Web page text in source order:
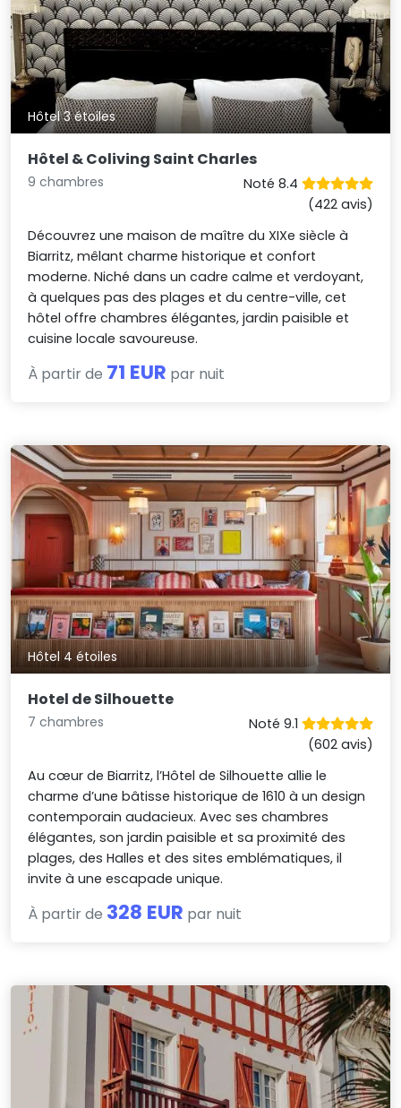
Hôtel 3 étoiles
Hôtel & Coliving Saint Charles
9 chambres
Noté 8.4
(422 avis)
Découvrez une maison de maître du XIXe siècle à
Biarritz, mêlant charme historique et confort
moderne. Niché dans un cadre calme et verdoyant,
à quelques pas des plages et du centre-ville, cet
hôtel offre chambres élégantes, jardin paisible et
cuisine locale savoureuse.
À partir de 71 EUR par nuit
Hôtel 4 étoiles
Hotel de Silhouette
7 chambres
Noté 9.1
(602 avis)
Au cœur de Biarritz, l’Hôtel de Silhouette allie le
charme d’une bâtisse historique de 1610 à un design
contemporain audacieux. Avec ses chambres
élégantes, son jardin paisible et sa proximité des
plages, des Halles et des sites emblématiques, il
invite à une escapade unique.
À partir de 328 EUR par nuit